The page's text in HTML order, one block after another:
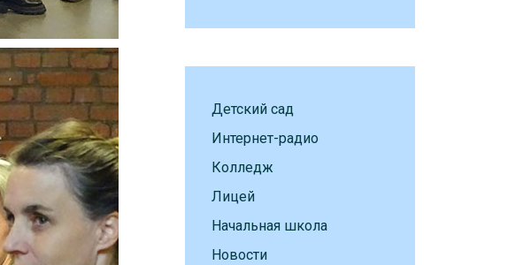
Детский сад
Интернет-радио
Колледж
Лицей
Начальная школа
Новости